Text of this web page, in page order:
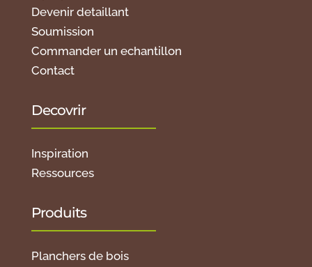
Devenir detaillant
Soumission
Commander un echantillon
Contact
Decovrir
Inspiration
Ressources
Produits
Planchers de bois